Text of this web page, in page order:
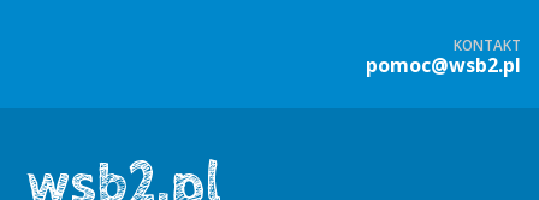
KONTAKT
pomoc@wsb2.pl